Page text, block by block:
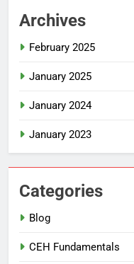
Archives
February 2025
January 2025
January 2024
January 2023
Categories
Blog
CEH Fundamentals